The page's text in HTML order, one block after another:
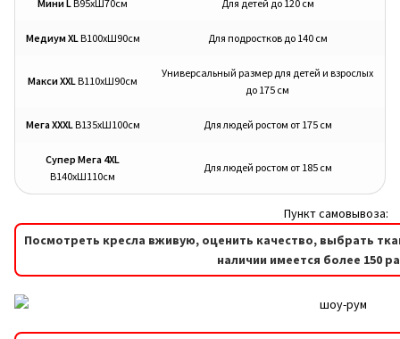
Мини L В95хШ70см Для детей до 120 см
Медиум XLВ100хШ90см Для подростков до 140 см
Макси XXLВ110хШ90см
Универсальный размер для детей и взрослых
до 175 см
Мега XXXLВ135хШ100см Для людей ростом от 175 см
Супер Мега 4XL
В140хШ110см
Для людей ростом от 185 см
Пункт самовывоза:
Посмотреть кресла вживую, оценить качество, выбрать
наличии имеется более 150